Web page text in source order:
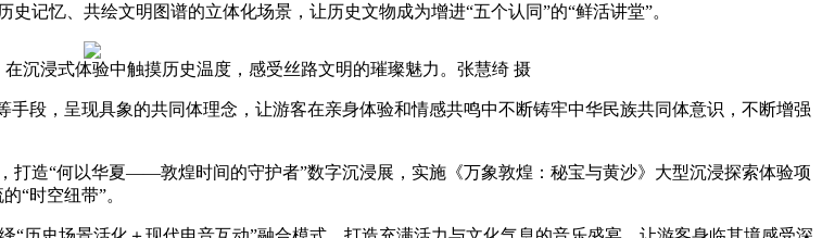
记忆、共绘文明图谱的立体化场景，让历史文物成为增进“五个认同”的“鲜活讲堂”。
沉浸式体验中触摸历史温度，感受丝路文明的璀璨魅力。张慧绮 摄
，呈现具象的共同体理念，让游客在亲身体验和情感共鸣中不断铸牢中华民族共同体意识，不断增强
造“何以华夏——敦煌时间的守护者”数字沉浸展，实施《万象敦煌：秘宝与黄沙》大型沉浸探索体验项
“时空纽带”。